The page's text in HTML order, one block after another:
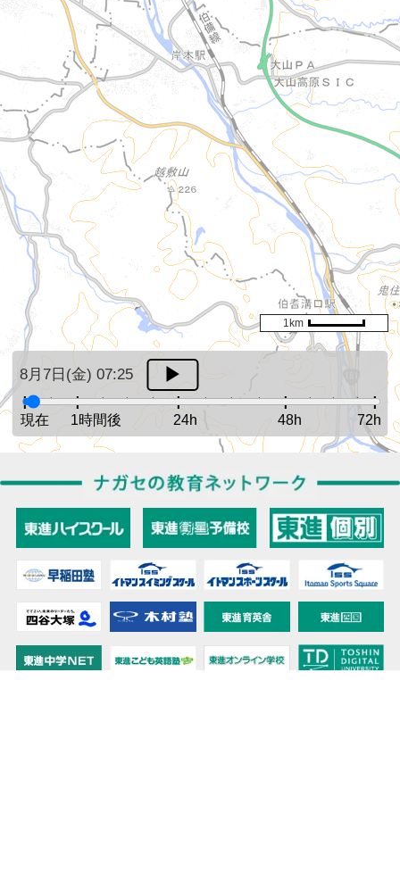
8月7日(金) 07:25
現在 1時間後 24h 48h 72h
1km